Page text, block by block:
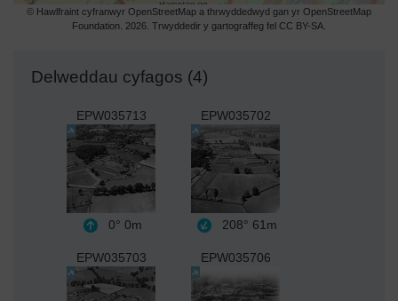
© Hawlfraint cyfranwyr OpenStreetMap a thrwyddedwyd gan yr OpenStreetMap
Foundation. 2026. Trwyddedir y gartograffeg fel CC BY-SA.
Delweddau cyfagos (4)
EPW035713
0° 0m
EPW035702
208° 61m
EPW035703 EPW035706